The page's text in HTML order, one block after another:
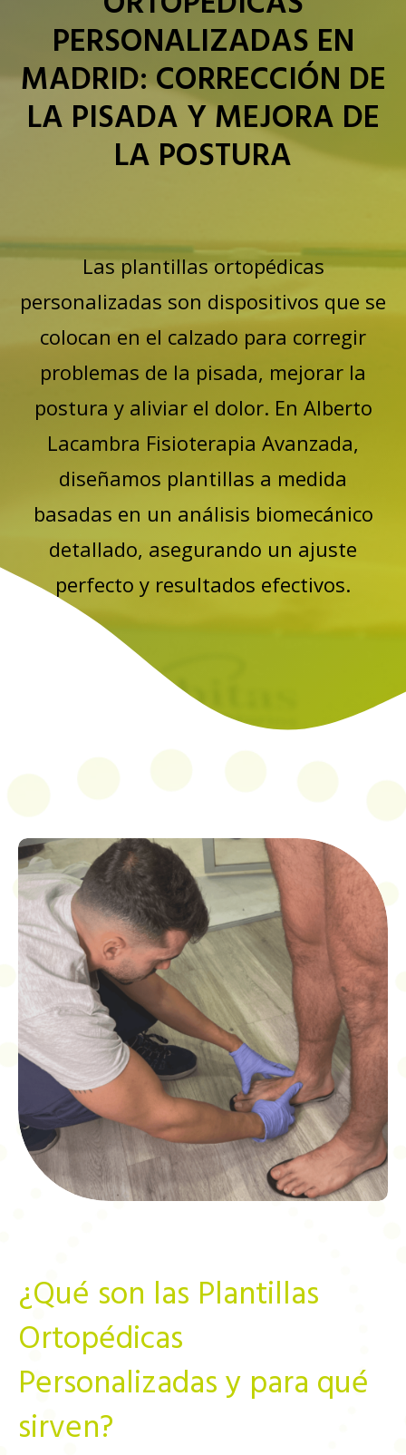
PERSONALIZADAS EN
MADRID: CORRECCIÓN DE
LA PISADA Y MEJORA DE
LA POSTURA
Las plantillas ortopédicas
personalizadas son dispositivos que se
colocan en el calzado para corregir
problemas de la pisada, mejorar la
postura y aliviar el dolor. En Alberto
Lacambra Fisioterapia Avanzada,
diseñamos plantillas a medida
basadas en un análisis biomecánico
detallado, asegurando un ajuste
perfecto y resultados efectivos.
¿Qué son las Plantillas
Ortopédicas
Personalizadas y para qué
sirven?